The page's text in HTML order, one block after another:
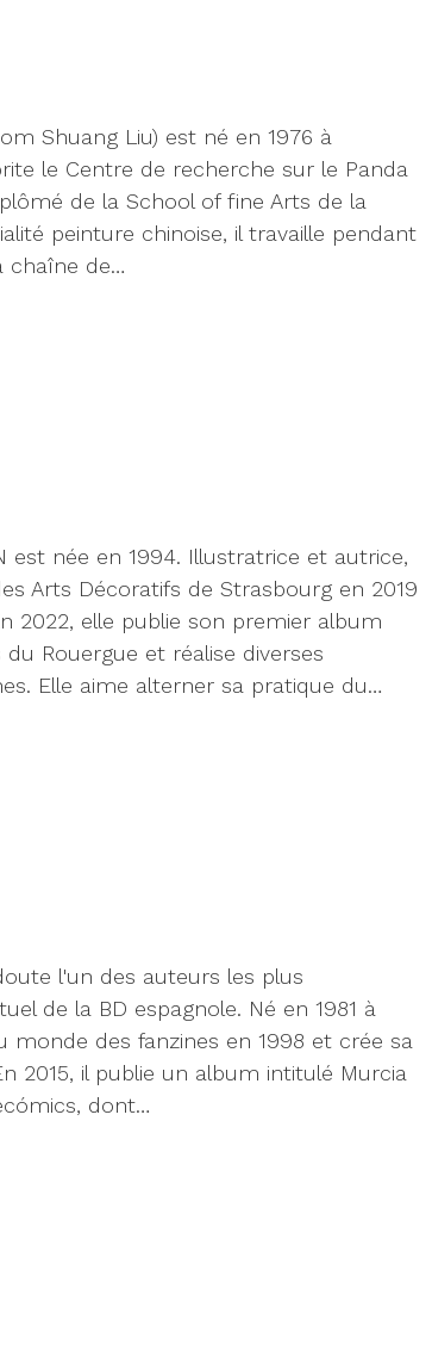
Shuang Liu) est né en 1976 à
le Centre de recherche sur le Panda
de la School of fine Arts de la
peinture chinoise, il travaille pendant
chaîne de…
est née en 1994. Illustratrice et autrice,
Arts Décoratifs de Strasbourg en 2019
2022, elle publie son premier album
Rouergue et réalise diverses
Elle aime alterner sa pratique du…
l'un des auteurs les plus
de la BD espagnole. Né en 1981 à
monde des fanzines en 1998 et crée sa
2015, il publie un album intitulé Murcia
dont…